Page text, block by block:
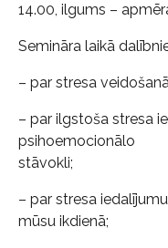
14.00, ilgums –
Semināra laikā
– par stresa
– par ilgstoša stresa
psihoemocionālo
stāvokli;
– par stresa
mūsu ikdienā;